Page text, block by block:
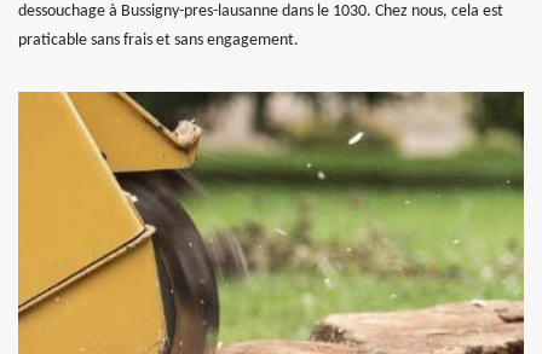
dessouchage à Bussigny-pres-lausanne dans le 1030. Chez nous, cela est
praticable sans frais et sans engagement.